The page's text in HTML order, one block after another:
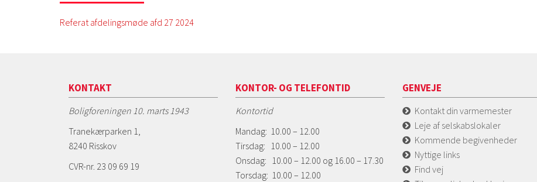
Referat afdelingsmøde afd 27 2024
KONTAKT
Boligforeningen 10. marts 1943
Tranekærparken 1,
8240 Risskov
CVR-nr. 23 09 69 19
KONTOR- OG TELEFONTID
Kontortid
Mandag: 10.00 – 12.00
Tirsdag: 10.00 – 12.00
Onsdag: 10.00 – 12.00 og 16.00 – 17.30
Torsdag: 10.00 – 12.00
GENVEJE
Kontakt din varmemester
Leje af selskabslokaler
Kommende begivenheder
Nyttige links
Find vej